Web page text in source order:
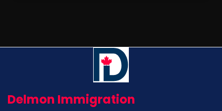
Delmon Immigration